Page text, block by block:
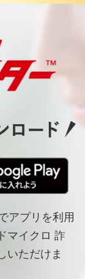
アプリを利用
マイクロ 詐
いただけま